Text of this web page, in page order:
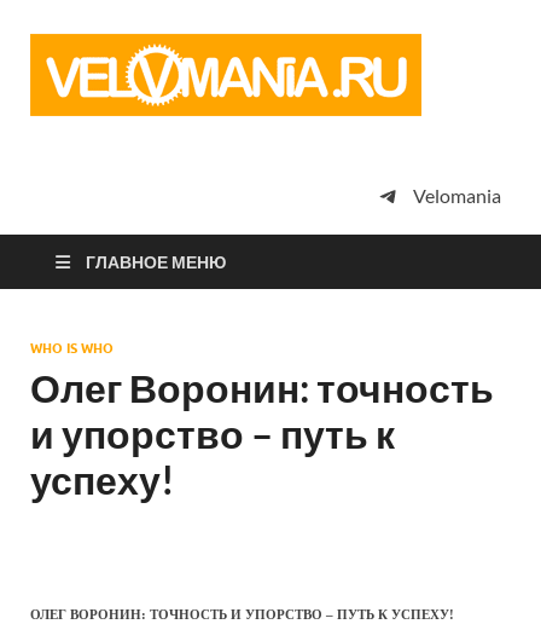
просто
Velomania
ГЛАВНОЕ МЕНЮ
WHO IS WHO
Олег Воронин: точность
и упорство – путь к
успеху!
ОЛЕГ ВОРОНИН: ТОЧНОСТЬ И УПОРСТВО – ПУТЬ К УСПЕХУ!